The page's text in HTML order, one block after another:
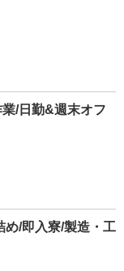
/日勤&週末オフ
め/即入寮/製造・工